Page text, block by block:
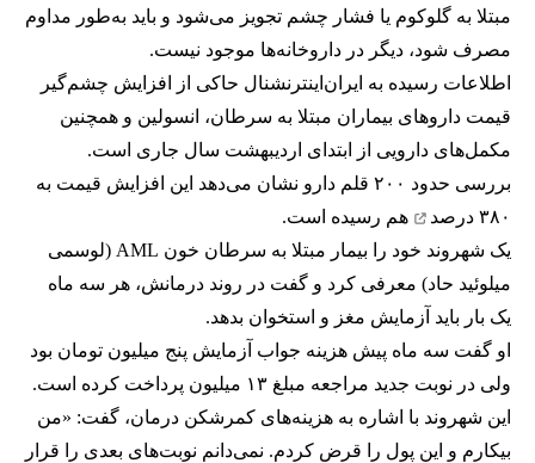
مبتلا به گلوکوم یا فشار چشم تجویز می‌شود و باید به‌طور مداوم
مصرف شود، دیگر در داروخانه‌ها موجود نیست.
اطلاعات رسیده به ایران‌اینترنشنال حاکی از افزایش چشم‌گیر
قیمت داروهای بیماران مبتلا به سرطان، انسولین و همچنین
مکمل‌های دارویی از ابتدای اردیبهشت سال جاری است.
بررسی حدود ۲۰۰ قلم دارو نشان می‌دهد این
افزایش قیمت به
۳۸۰ درصد
هم رسیده است.
یک شهروند خود را بیمار مبتلا به سرطان خون AML (لوسمی
میلوئید حاد) معرفی کرد و گفت در روند درمانش، هر سه ماه
یک بار باید آزمایش مغز و استخوان بدهد.
او گفت سه ماه پیش هزینه جواب آزمایش پنج میلیون تومان بود
ولی در نوبت جدید مراجعه مبلغ ۱۳ میلیون پرداخت کرده است.
این شهروند با اشاره به هزینه‌های کمرشکن درمان، گفت: «من
بیکارم و این پول را قرض کردم. نمی‌دانم نوبت‌های بعدی را قرار